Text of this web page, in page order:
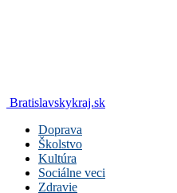
Bratislavskykraj.sk
Doprava
Školstvo
Kultúra
Sociálne veci
Zdravie